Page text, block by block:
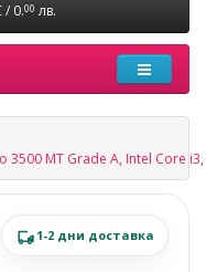
/ 0.00 лв.
MT Grade A, Intel Core
1-2 дни доставка